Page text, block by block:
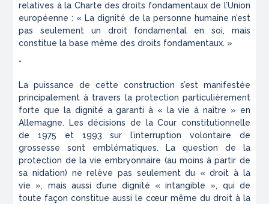
relatives à la Charte des droits fondamentaux de l’Union
européenne: « La dignité de la personne humaine n’est
pas seulement un droit fondamental en soi, mais
constitue la base même des droits fondamentaux. »
*
La puissance de cette construction s’est manifestée
principalement à travers la protection particulièrement
forte que la dignité a garanti à « la vie à naître » en
Allemagne. Les décisions de la Cour constitutionnelle
de 1975 et 1993 sur l’interruption volontaire de
grossesse sont emblématiques. La question de la
protection de la vie embryonnaire (au moins à partir de
sa nidation) ne relève pas seulement du « droit à la
vie », mais aussi d’une dignité « intangible », qui de
toute façon constitue aussi le cœur même du droit à la